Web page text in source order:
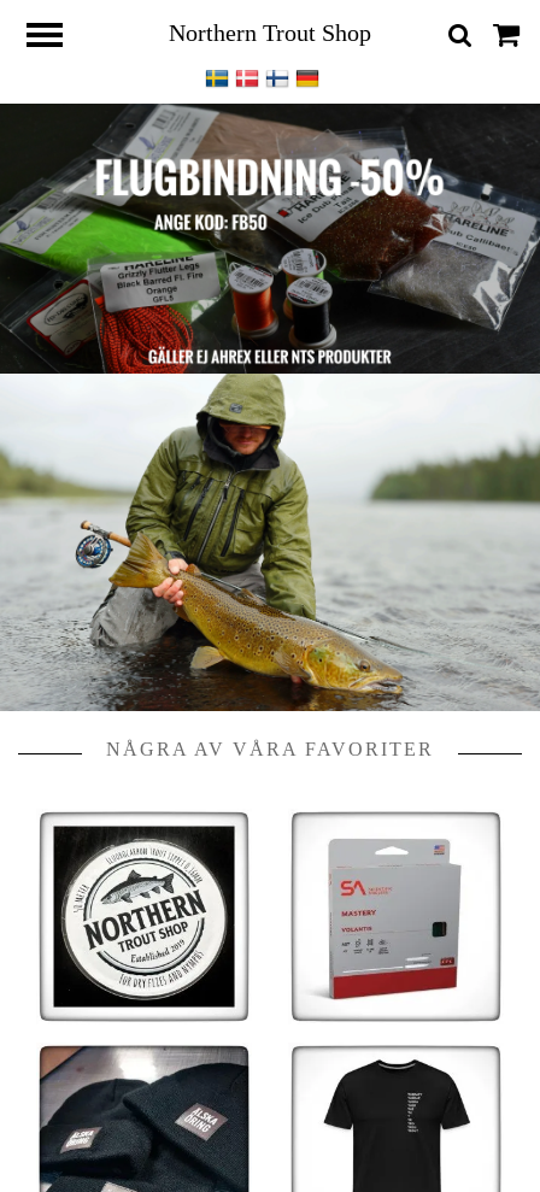
Northern Trout Shop
NÅGRA AV VÅRA FAVORITER